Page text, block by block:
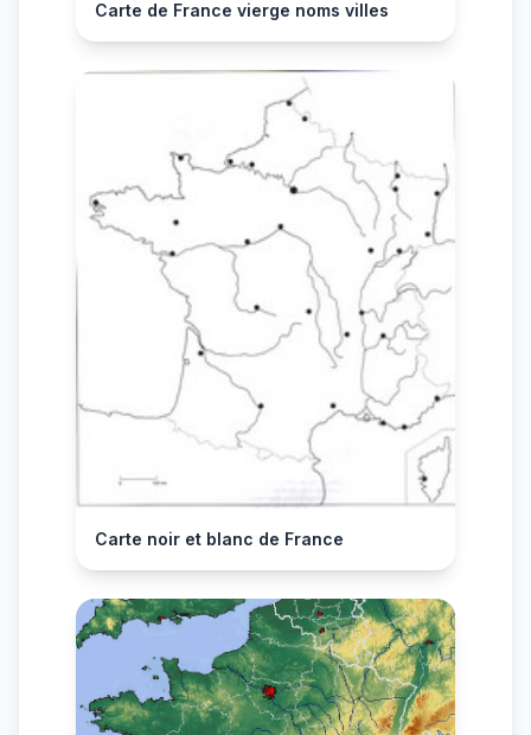
Carte de France vierge noms villes
Carte noir et blanc de France